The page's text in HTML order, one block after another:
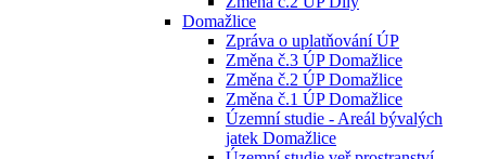
Domažlice
Zpráva o uplatňování ÚP
Změna č.3 ÚP Domažlice
Změna č.2 ÚP Domažlice
Změna č.1 ÚP Domažlice
Územní studie - Areál bývalých
jatek Domažlice